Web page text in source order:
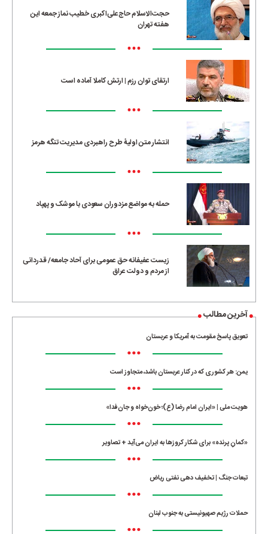
حجت‌الاسلام حاج‌علی‌اکبری خطیب نماز جمعه این
هفته تهران
•••
ارتقای توان رزم | ارتش کاملا آماده است
•••
انتشار متن اولیۀ طرح راهبردی مدیریت تنگه هرمز
•••
حمله به مواضع مزدوران سعودی با موشک و پهپاد
•••
زیست عفیفانه حق عمومی برای آحاد جامعه/ قدردانی
از مردم و دولت عراق
آخرین مطالب
تعویق پاسخ مقومت به آمریکا و عربستان
•••
یمن: هر کشوری که در کنار عربستان باشد، متجاوز است
•••
هویت ملی | «ایران امام رضا (ع)؛ خون‌خواه و جان‌فدا»
•••
«کمانِ پرنده» برای شکار کروزها به ایران می‌آید + تصاویر
•••
تبعات جنگ | تخفیف دهی نفتی ریاض
•••
حملات رژیم صهیونیستی به جنوب لبنان